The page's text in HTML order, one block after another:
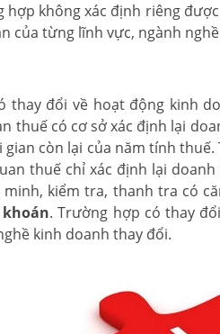
không xác định riêng
của từng lĩnh vực, ngành
đổi về hoạt động kinh
thuế có cơ sở xác định lại
còn lại của năm tính
thuế chỉ xác định lại
kiểm tra, thanh tra có
. Trường hợp có thay
kinh doanh thay đổi.